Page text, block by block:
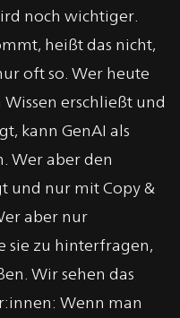
noch wichtiger.
heißt das nicht,
oft so. Wer heute
erschließt und
kann GenAI als
Wer aber den
und nur mit Copy &
aber nur
sie zu hinterfragen,
Wir sehen das
Wenn man